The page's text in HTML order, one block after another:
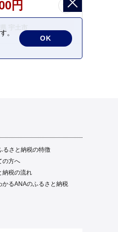
円
るさと納税の特徴
の方へ
納税の流れ
かるANAのふるさと納税
。
OK